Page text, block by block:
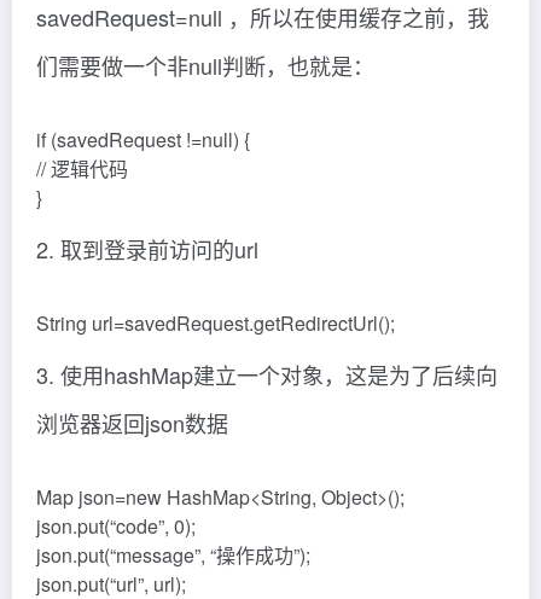
savedRequest=null ，所以在使用缓存之前，我
们需要做一个非null判断，也就是：
if (savedRequest !=null) {
// 逻辑代码
}
2. 取到登录前访问的url
String url=savedRequest.getRedirectUrl();
3. 使用hashMap建立一个对象，这是为了后续向
浏览器返回json数据
Map json=new HashMap<String, Object>();
json.put(“code”, 0);
json.put(“message”, “操作成功”);
json.put(“url”, url);